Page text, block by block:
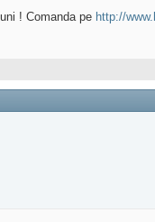
! Comanda pe http://